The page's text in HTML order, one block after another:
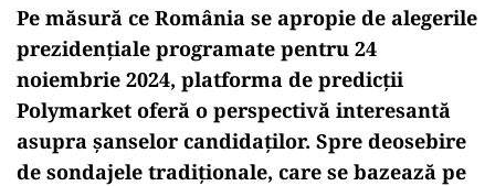
Pe măsură ce România se apropie de alegerile
prezidențiale programate pentru 24
noiembrie 2024, platforma de predicții
Polymarket oferă o perspectivă interesantă
asupra șanselor candidaților. Spre deosebire
de sondajele tradiționale, care se bazează pe